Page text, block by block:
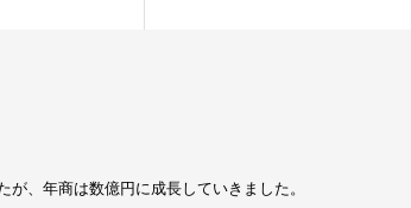
、年商は数億円に成長していきました。